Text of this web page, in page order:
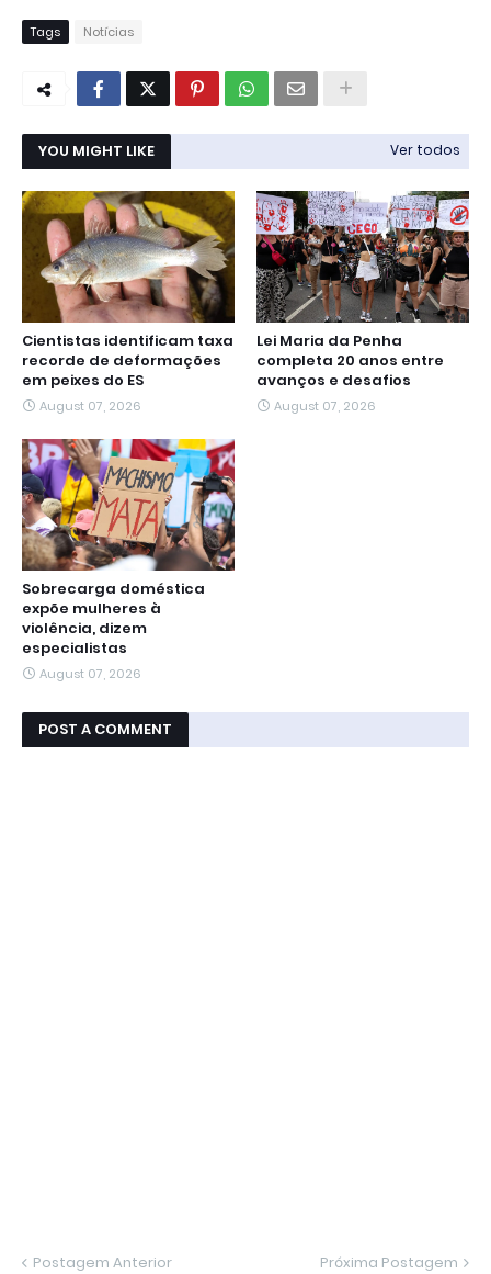
Tags Notícias
YOU MIGHT LIKE Ver todos
Cientistas identificam taxa
recorde de deformações
em peixes do ES
August 07, 2026
Lei Maria da Penha
completa 20 anos entre
avanços e desafios
August 07, 2026
Sobrecarga doméstica
expõe mulheres à
violência, dizem
especialistas
August 07, 2026
POST A COMMENT
Postagem Anterior Próxima Postagem